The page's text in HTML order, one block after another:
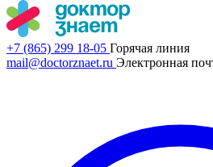
+7 (865) 299 18-05 Горячая линия
mail@doctorznaet.ru Электронная